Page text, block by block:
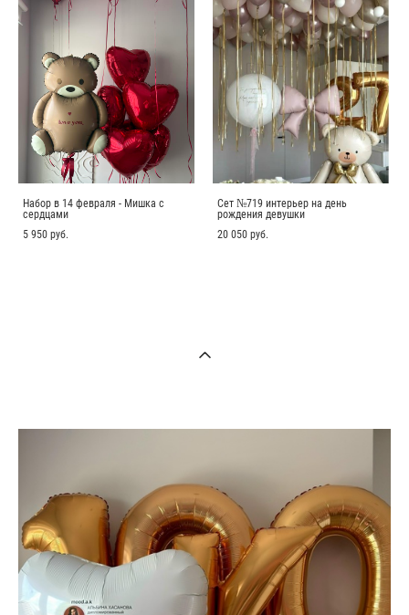
Набор в 14 февраля - Мишка с
сердцами
5 950 pуб.
Сет №719 интерьер на день
рождения девушки
20 050 pуб.